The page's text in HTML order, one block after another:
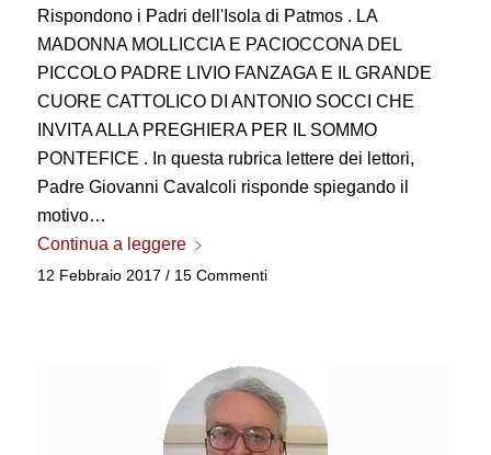
Rispondono i Padri dell'Isola di Patmos . LA
MADONNA MOLLICCIA E PACIOCCONA DEL
PICCOLO PADRE LIVIO FANZAGA E IL GRANDE
CUORE CATTOLICO DI ANTONIO SOCCI CHE
INVITA ALLA PREGHIERA PER IL SOMMO
PONTEFICE . In questa rubrica lettere dei lettori,
Padre Giovanni Cavalcoli risponde spiegando il
motivo…
Continua a leggere
12 Febbraio 2017 / 15 Commenti